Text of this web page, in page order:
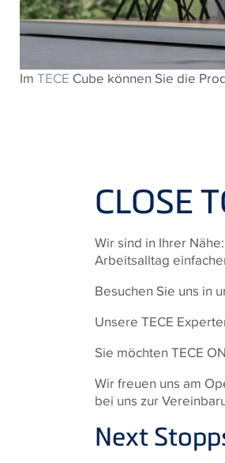
Im TECE Cube können Sie die
CLOSE
Wir sind in Ihrer
Arbeitsalltag
Besuchen Sie uns in
Unsere TECE
Sie möchten TECE
Wir freuen uns am
bei uns zur
Next